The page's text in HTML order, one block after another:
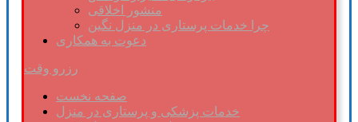
منشور اخلاقی
چرا خدمات پرستاری در منزل نگین
دعوت به همکاری
رزرو وقت
صفحه نخست
خدمات پزشکی و پرستاری در منزل